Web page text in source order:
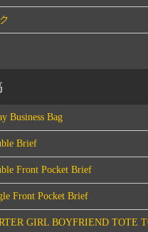
Business Bag
Brief
Front Pocket Brief
Front Pocket Brief
GIRL BOYFRIEND TOTE